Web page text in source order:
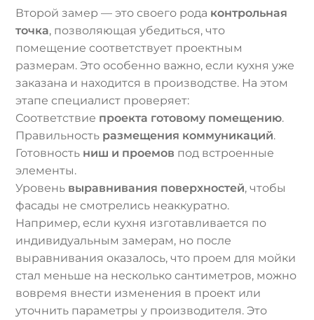
Второй замер — это своего рода контрольная
точка, позволяющая убедиться, что
помещение соответствует проектным
размерам. Это особенно важно, если кухня уже
заказана и находится в производстве. На этом
этапе специалист проверяет:
Соответствие проекта готовому помещению.
Правильность размещения коммуникаций.
Готовность ниш и проемов под встроенные
элементы.
Уровень выравнивания поверхностей, чтобы
фасады не смотрелись неаккуратно.
Например, если кухня изготавливается по
индивидуальным замерам, но после
выравнивания оказалось, что проем для мойки
стал меньше на несколько сантиметров, можно
вовремя внести изменения в проект или
уточнить параметры у производителя. Это